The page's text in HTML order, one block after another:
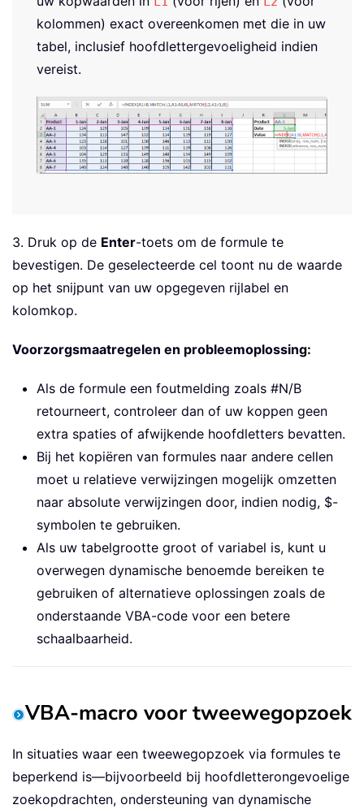
kolommen) exact overeenkomen met die in uw
tabel, inclusief hoofdlettergevoeligheid indien
vereist.
3. Druk op de Enter-toets om de formule te
bevestigen. De geselecteerde cel toont nu de waarde
op het snijpunt van uw opgegeven rijlabel en
kolomkop.
Voorzorgsmaatregelen en probleemoplossing:
Als de formule een foutmelding zoals #N/B
retourneert, controleer dan of uw koppen geen
extra spaties of afwijkende hoofdletters bevatten.
Bij het kopiëren van formules naar andere cellen
moet u relatieve verwijzingen mogelijk omzetten
naar absolute verwijzingen door, indien nodig, $-
symbolen te gebruiken.
Als uw tabelgrootte groot of variabel is, kunt u
overwegen dynamische benoemde bereiken te
gebruiken of alternatieve oplossingen zoals de
onderstaande VBA-code voor een betere
schaalbaarheid.
VBA-macro voor tweewegopzoek
In situaties waar een tweewegopzoek via formules te
beperkend is—bijvoorbeeld bij hoofdletterongevoelige
zoekopdrachten, ondersteuning van dynamische